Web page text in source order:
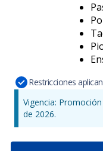
Restricciones
Vigencia:
de 2026.